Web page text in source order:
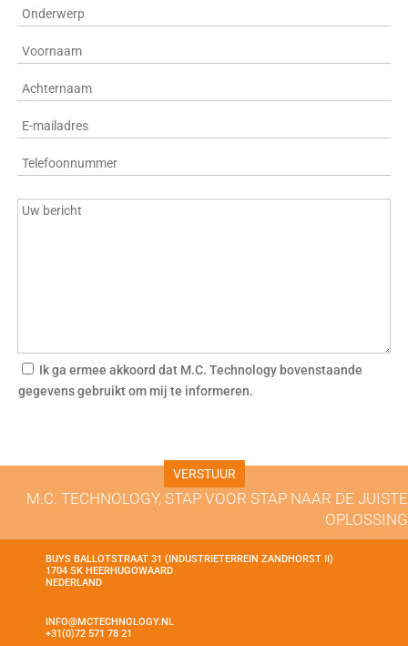
Ik ga ermee akkoord dat M.C. Technology bovenstaande
gegevens gebruikt om mij te informeren.
M.C. TECHNOLOGY, STAP VOOR STAP NAAR DE JUISTE
OPLOSSING
BUYS BALLOTSTRAAT 31 (INDUSTRIETERREIN ZANDHORST II)
1704 SK HEERHUGOWAARD
NEDERLAND
INFO@MCTECHNOLOGY.NL
+31(0)72 571 78 21